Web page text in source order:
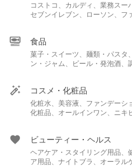
コストコ、カルディ、業務スー
セブンイレブン、ローソン、フ
クロ
食品
菓子・スイーツ、麺類・パスタ
ン・ジャム、ビール・発泡酒、
コスメ・化粧品
化粧水、美容液、ファンデーシ
化粧品、オールインワン、ニキ
用品、コンシーラー、日焼け止
ップケア、メンズコスメ、コス
ビューティー・ヘルス
ヘアケア・スタイリング用品、
ア用品、ナイトブラ、オーラル